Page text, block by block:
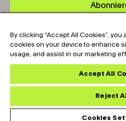
Copyright © 2025-2026 Tark
reserved.
Socials
By clicking “Accept All Cookies”,
cookies on your device to enhance
usage, and assist in our marketing
Accept All
Reject All
Cookies